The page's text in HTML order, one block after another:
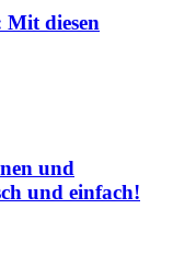
Mit diesen
und
und einfach!